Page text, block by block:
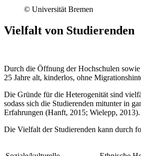
© Universität Bremen
Vielfalt von Studierenden
Durch die Öffnung der Hochschulen
25 Jahre alt, kinderlos, ohne
Die Gründe für die Heterogenität sind
sodass sich die Studierenden mitunter in
Erfahrungen (Hanft, 2015; Wielepp,
Die Vielfalt der Studierenden kann durch